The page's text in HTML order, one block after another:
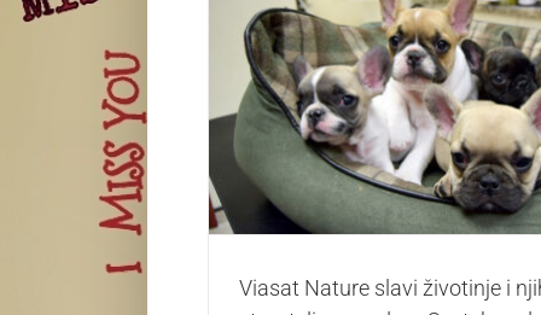
Viasat Nature slavi životinje i njihove
Svetskog dana životinja
Život i zabava
Viasat Nature slavi životinje i